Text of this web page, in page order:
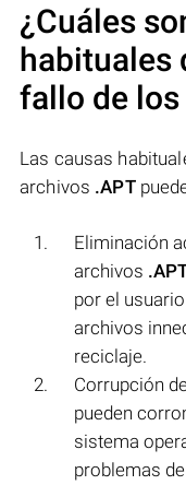
¿Cuáles
habituales
fallo de
Las causas
archivos .APT
Eliminación
archivos
por el
archivos
reciclaje.
Corrupción
pueden
sistema
problemas